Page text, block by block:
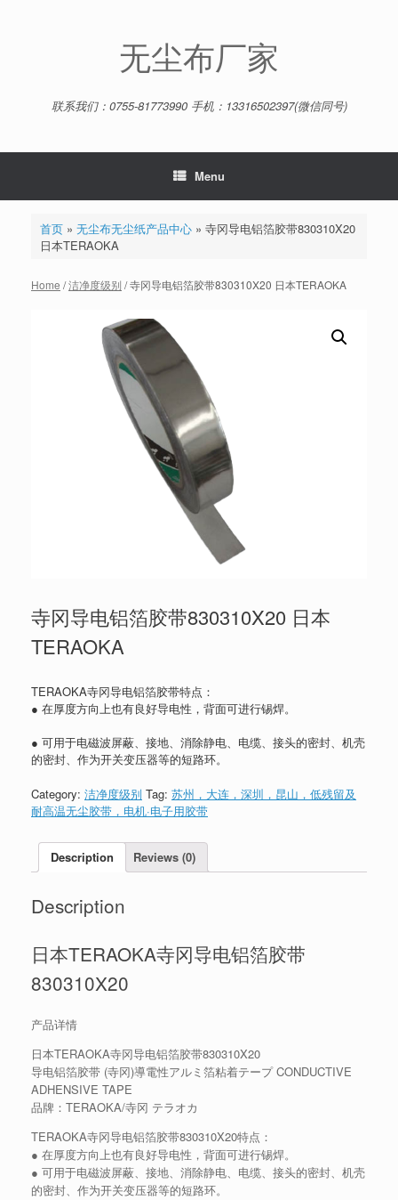
无尘布厂家
联系我们：0755-81773990 手机：13316502397(微信同号)
Menu
首页» 无尘布无尘纸产品中心» 寺冈导电铝箔胶带830310X20
日本TERAOKA
Home /洁净度级别 / 寺冈导电铝箔胶带830310X20 日本TERAOKA
寺冈导电铝箔胶带830310X20 日本
TERAOKA
TERAOKA寺冈导电铝箔胶带特点：
● 在厚度方向上也有良好导电性，背面可进行锡焊。
● 可用于电磁波屏蔽、接地、消除静电、电缆、接头的密封、机壳
的密封、作为开关变压器等的短路环。
Category: 洁净度级别 Tag: 苏州，大连，深圳，昆山，低残留及
耐高温无尘胶带，电机·电子用胶带
Description Reviews (0)
Description
日本TERAOKA寺冈导电铝箔胶带
830310X20
产品详情
日本TERAOKA寺冈导电铝箔胶带830310X20
导电铝箔胶带 (寺冈)導電性アルミ箔粘着テープ CONDUCTIVE
ADHENSIVE TAPE
品牌：TERAOKA/寺冈 テラオカ
TERAOKA寺冈导电铝箔胶带830310X20特点：
● 在厚度方向上也有良好导电性，背面可进行锡焊。
● 可用于电磁波屏蔽、接地、消除静电、电缆、接头的密封、机壳
的密封、作为开关变压器等的短路环。